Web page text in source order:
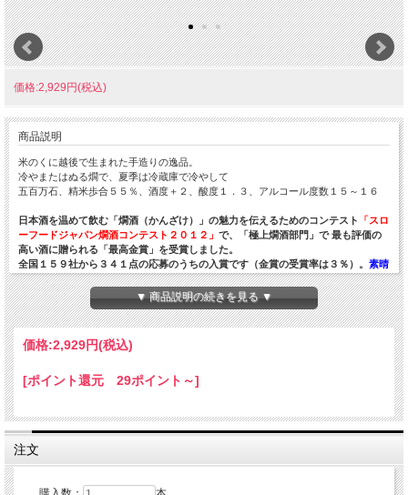
価格:2,929円(税込)
商品説明
米のくに越後で生まれた手造りの逸品。
冷やまたはぬる燗で、夏季は冷蔵庫で冷やして
五百万石、精米歩合５５％、酒度＋２、酸度１．３、アルコール度数１５～１６
日本酒を温めて飲む「燗酒（かんざけ）」の魅力を伝えるためのコンテスト
「スロ
ーフードジャパン燗酒コンテスト２０１２」 で、「極上燗酒部門」で 最も評価の
高い酒に贈られる「最高金賞」を受賞しました。
全国１５９社から３４１点の応募のうちの入賞です（金賞の受賞率は３％）。 素晴
らしい糸魚川のお酒。
発送先別に送料が必要です。詳しくはページ下の「送料」でご確認ください。
ご注文確認メールで、確定料金をお知らせします。
▼ 商品説明の続きを見る ▼
価格:2,929円(税込)
[ポイント還元 29ポイント～]
注文